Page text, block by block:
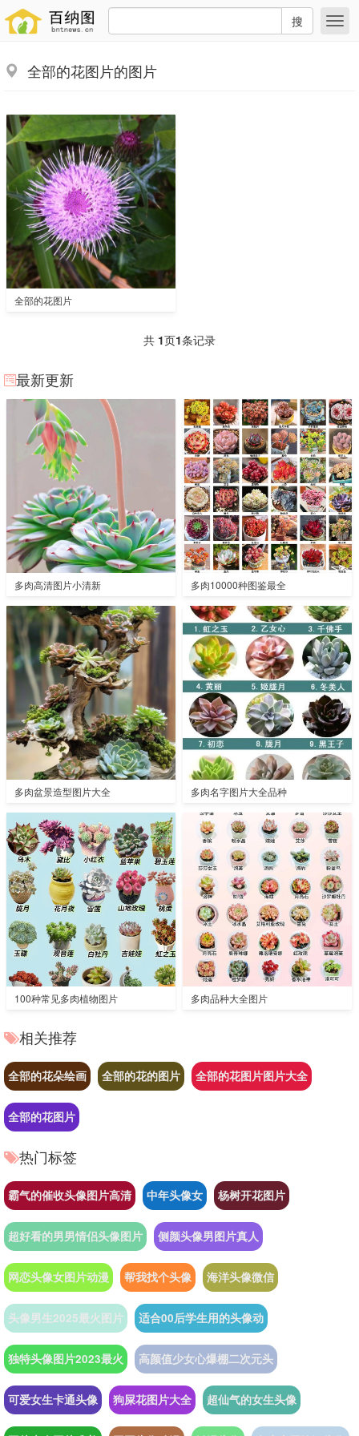
搜
全部的花图片的图片
全部的花图片
共 1页1条记录
最新更新
多肉高清图片小清新 多肉10000种图鉴最全
多肉盆景造型图片大全 多肉名字图片大全品种
100种常见多肉植物图片 多肉品种大全图片
相关推荐
全部的花朵绘画 全部的花的图片 全部的花图片图片大全
全部的花图片
热门标签
霸气的催收头像图片高清 中年头像女 杨树开花图片
超好看的男男情侣头像图片 侧颜头像男图片真人
网恋头像女图片动漫 帮我找个头像 海洋头像微信
头像男生2025最火图片 适合00后学生用的头像动
独特头像图片2023最火 高颜值少女心爆棚二次元头
可爱女生卡通头像 狗屎花图片大全 超仙气的女生头像